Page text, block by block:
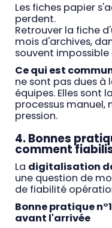
Les fiches papier
perdent.
Retrouver la fiche
mois d'archives,
souvent
Ce qui est
ne sont pas dues à
équipes. Elles sont
processus manuel,
pression.
4. Bonnes
comment
La digitalisation
une question de
de fiabilité
Bonne pratique
avant l'arrivée